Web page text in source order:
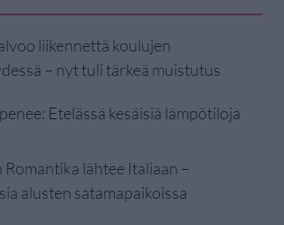
liikennettä koulujen
– nyt tuli tärkeä muistutus
Etelässä kesäisiä lämpötiloja
Romantika lähtee Italiaan –
alusten satamapaikoissa